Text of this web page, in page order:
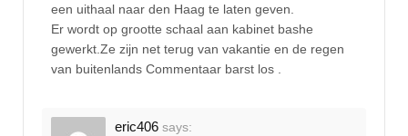
een uithaal naar den Haag te laten geven.
Er wordt op grootte schaal aan kabinet bashe
gewerkt.Ze zijn net terug van vakantie en de regen
van buitenlands Commentaar barst los .
eric406 says: